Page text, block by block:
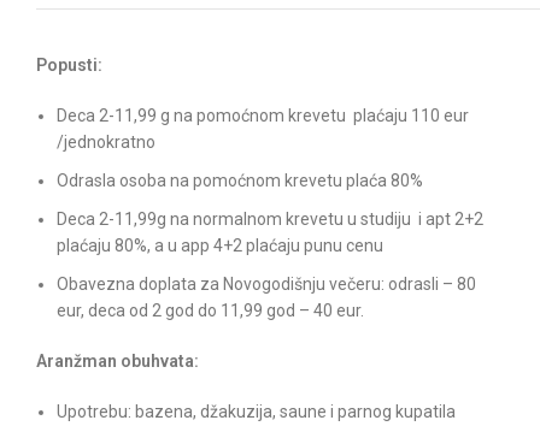
Popusti:
Deca 2-11,99 g na pomoćnom krevetu plaćaju 110 eur
/jednokratno
Odrasla osoba na pomoćnom krevetu plaća 80%
Deca 2-11,99g na normalnom krevetu u studiju i apt 2+2
plaćaju 80%, a u app 4+2 plaćaju punu cenu
Obavezna doplata za Novogodišnju večeru: odrasli – 80
eur, deca od 2 god do 11,99 god – 40 eur.
Aranžman obuhvata:
Upotrebu: bazena, džakuzija, saune i parnog kupatila